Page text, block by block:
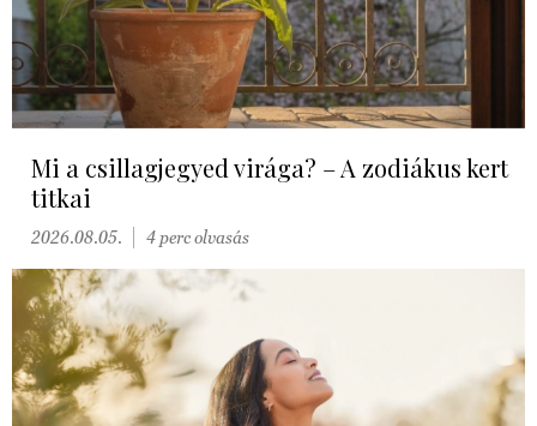
Mi a csillagjegyed virága? – A zodiákus kert
titkai
2026.08.05. 4 perc olvasás